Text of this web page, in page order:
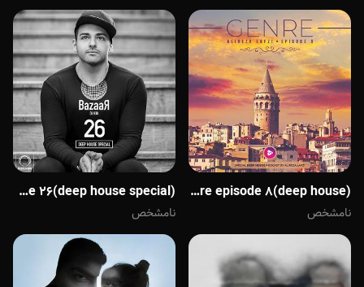
Deephouse Episode 7 With DONID genre episode 8(deep house)
نامشخص
Deephouse Episode 7 With DONID episode 26(deep house special)ویته دی جی کیا
نامشخص